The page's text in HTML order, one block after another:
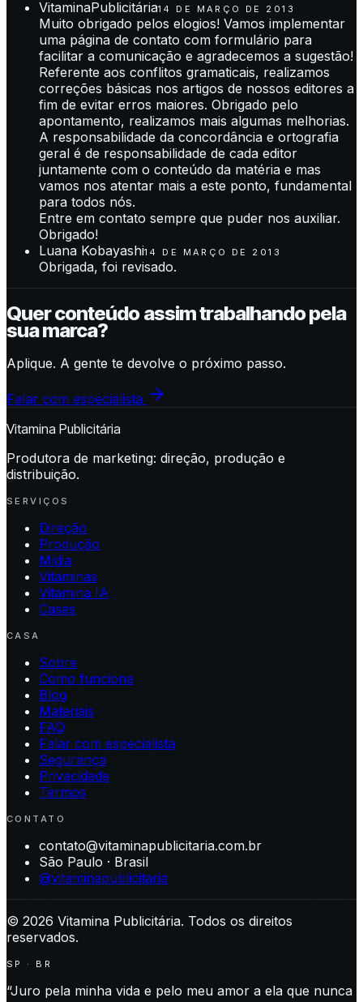
VitaminaPublicitária14 DE MARÇO DE 2013
Muito obrigado pelos elogios! Vamos implementar
uma página de contato com formulário para
facilitar a comunicação e agradecemos a sugestão!
Referente aos conflitos gramaticais, realizamos
correções básicas nos artigos de nossos editores a
fim de evitar erros maiores. Obrigado pelo
apontamento, realizamos mais algumas melhorias.
A responsabilidade da concordância e ortografia
geral é de responsabilidade de cada editor
juntamente com o conteúdo da matéria e mas
vamos nos atentar mais a este ponto, fundamental
para todos nós.
Entre em contato sempre que puder nos auxiliar.
Obrigado!
Luana Kobayashi14 DE MARÇO DE 2013
Obrigada, foi revisado.
Quer conteúdo assim trabalhando pela
sua marca?
Aplique. A gente te devolve o próximo passo.
Falar com especialista
Vitamina Publicitária
Produtora de marketing: direção, produção e
distribuição.
SERVIÇOS
Direção
Produção
Mídia
Vitaminas
Vitamina IA
Cases
CASA
Sobre
Como funciona
Blog
Materiais
FAQ
Falar com especialista
Segurança
Privacidade
Termos
CONTATO
contato@vitaminapublicitaria.com.br
São Paulo · Brasil
@vitaminapublicitaria
© 2026 Vitamina Publicitária. Todos os direitos
reservados.
SP · BR
“Juro pela minha vida e pelo meu amor a ela que nunca